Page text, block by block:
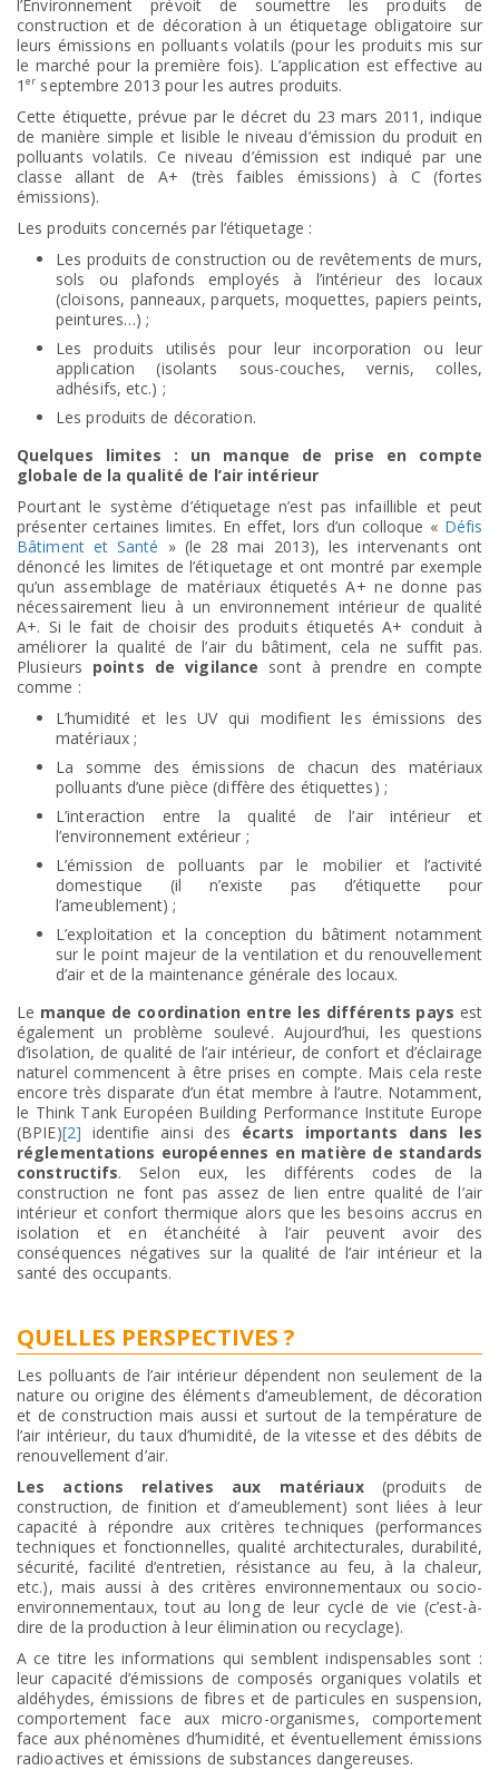
l’Environnement prévoit de soumettre les produits de
construction et de décoration à un étiquetage obligatoire sur
leurs émissions en polluants volatils (pour les produits mis sur
le marché pour la première fois). L’application est effective au
1er septembre 2013 pour les autres produits.
Cette étiquette, prévue par le décret du 23 mars 2011, indique
de manière simple et lisible le niveau d’émission du produit en
polluants volatils. Ce niveau d’émission est indiqué par une
classe allant de A+ (très faibles émissions) à C (fortes
émissions).
Les produits concernés par l’étiquetage :
Les produits de construction ou de revêtements de murs,
sols ou plafonds employés à l’intérieur des locaux
(cloisons, panneaux, parquets, moquettes, papiers peints,
peintures…) ;
Les produits utilisés pour leur incorporation ou leur
application (isolants sous-couches, vernis, colles,
adhésifs, etc.) ;
Les produits de décoration.
Quelques limites : un manque de prise en compte
globale de la qualité de l’air intérieur
Pourtant le système d’étiquetage n’est pas infaillible et peut
présenter certaines limites. En effet, lors d’un colloque « Défis
Bâtiment et Santé » (le 28 mai 2013), les intervenants ont
dénoncé les limites de l’étiquetage et ont montré par exemple
qu’un assemblage de matériaux étiquetés A+ ne donne pas
nécessairement lieu à un environnement intérieur de qualité
A+. Si le fait de choisir des produits étiquetés A+ conduit à
améliorer la qualité de l’air du bâtiment, cela ne suffit pas.
Plusieurs points de vigilance sont à prendre en compte
comme :
L’humidité et les UV qui modifient les émissions des
matériaux ;
La somme des émissions de chacun des matériaux
polluants d’une pièce (diffère des étiquettes) ;
L’interaction entre la qualité de l’air intérieur et
l’environnement extérieur ;
L’émission de polluants par le mobilier et l’activité
domestique (il n’existe pas d’étiquette pour
l’ameublement) ;
L’exploitation et la conception du bâtiment notamment
sur le point majeur de la ventilation et du renouvellement
d’air et de la maintenance générale des locaux.
Le manque de coordination entre les différents pays est
également un problème soulevé. Aujourd’hui, les questions
d’isolation, de qualité de l’air intérieur, de confort et d’éclairage
naturel commencent à être prises en compte. Mais cela reste
encore très disparate d’un état membre à l’autre. Notamment,
le Think Tank Européen Building Performance Institute Europe
(BPIE)[2] identifie ainsi des écarts importants dans les
réglementations européennes en matière de standards
constructifs. Selon eux, les différents codes de la
construction ne font pas assez de lien entre qualité de l’air
intérieur et confort thermique alors que les besoins accrus en
isolation et en étanchéité à l’air peuvent avoir des
conséquences négatives sur la qualité de l’air intérieur et la
santé des occupants.
QUELLES PERSPECTIVES ?
Les polluants de l’air intérieur dépendent non seulement de la
nature ou origine des éléments d’ameublement, de décoration
et de construction mais aussi et surtout de la température de
l’air intérieur, du taux d’humidité, de la vitesse et des débits de
renouvellement d’air.
Les actions relatives aux matériaux(produits de
construction, de finition et d’ameublement) sont liées à leur
capacité à répondre aux critères techniques (performances
techniques et fonctionnelles, qualité architecturales, durabilité,
sécurité, facilité d’entretien, résistance au feu, à la chaleur,
etc.), mais aussi à des critères environnementaux ou socio-
environnementaux, tout au long de leur cycle de vie (c’est-à-
dire de la production à leur élimination ou recyclage).
A ce titre les informations qui semblent indispensables sont :
leur capacité d’émissions de composés organiques volatils et
aldéhydes, émissions de fibres et de particules en suspension,
comportement face aux micro-organismes, comportement
face aux phénomènes d’humidité, et éventuellement émissions
radioactives et émissions de substances dangereuses.